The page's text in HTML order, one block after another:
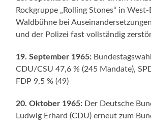
Rockgruppe „Rolling Stones“ in
Waldbühne bei
und der Polizei fast vollständig
19. September 1965:
CDU/CSU 47,6 % (245 Mandate),
FDP 9,5 % (49)
20. Oktober 1965: Der Deutsche
Ludwig Erhard (CDU) erneut zum